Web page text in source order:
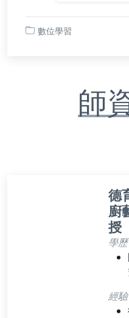
數位學習
師
德
廚
授
學歷
經驗